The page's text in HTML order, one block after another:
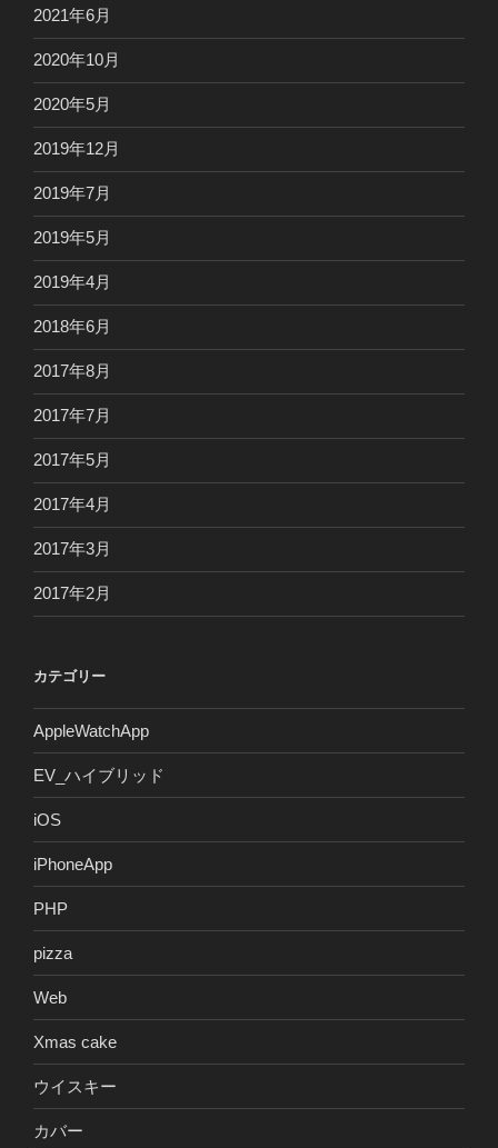
2021年6月
2020年10月
2020年5月
2019年12月
2019年7月
2019年5月
2019年4月
2018年6月
2017年8月
2017年7月
2017年5月
2017年4月
2017年3月
2017年2月
カテゴリー
AppleWatchApp
EV_ハイブリッド
iOS
iPhoneApp
PHP
pizza
Web
Xmas cake
ウイスキー
カバー